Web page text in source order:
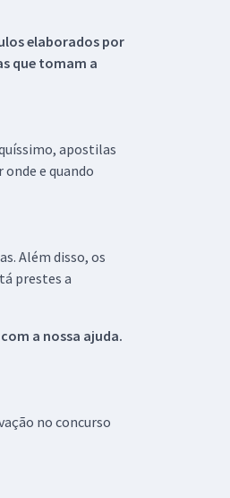
elaborados por
que tomam a
apostilas
e quando
Além disso, os
prestes a
com a nossa ajuda.
no concurso